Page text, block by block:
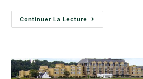
Continuer La Lecture